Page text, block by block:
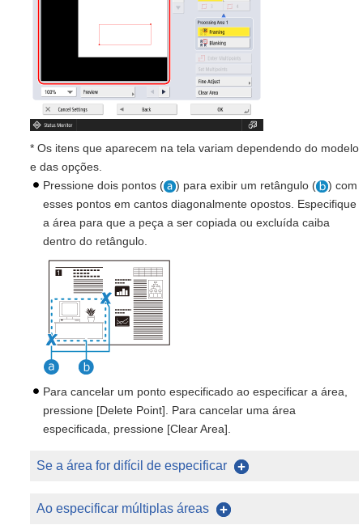
* Os itens que aparecem na tela variam dependendo do modelo
e das opções.
Pressione dois pontos (
) para exibir um retângulo (
) com
esses pontos em cantos diagonalmente opostos. Especifique
a área para que a peça a ser copiada ou excluída caiba
dentro do retângulo.
Para cancelar um ponto especificado ao especificar a área,
pressione [Delete Point]. Para cancelar uma área
especificada, pressione [Clear Area].
Se a área for difícil de especificar
Ao especificar múltiplas áreas